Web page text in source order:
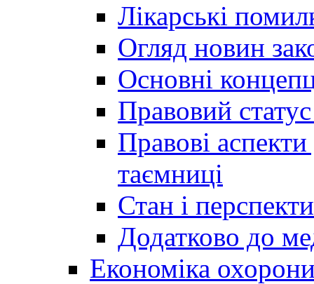
Лікарські
Огляд новин
Основні
Правовий
Правові
таємниці
Стан і
Додатково до
Економіка